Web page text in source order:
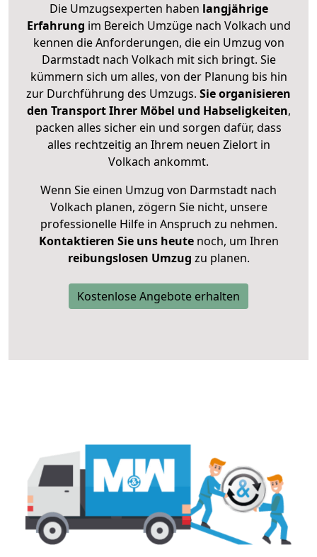
Die Umzugsexperten haben langjährige
Erfahrung im Bereich Umzüge nach Volkach und
kennen die Anforderungen, die ein Umzug von
Darmstadt nach Volkach mit sich bringt. Sie
kümmern sich um alles, von der Planung bis hin
zur Durchführung des Umzugs. Sie organisieren
den Transport Ihrer Möbel und Habseligkeiten,
packen alles sicher ein und sorgen dafür, dass
alles rechtzeitig an Ihrem neuen Zielort in
Volkach ankommt.
Wenn Sie einen Umzug von Darmstadt nach
Volkach planen, zögern Sie nicht, unsere
professionelle Hilfe in Anspruch zu nehmen.
Kontaktieren Sie uns heutenoch, um Ihren
reibungslosen Umzug zu planen.
Kostenlose Angebote erhalten